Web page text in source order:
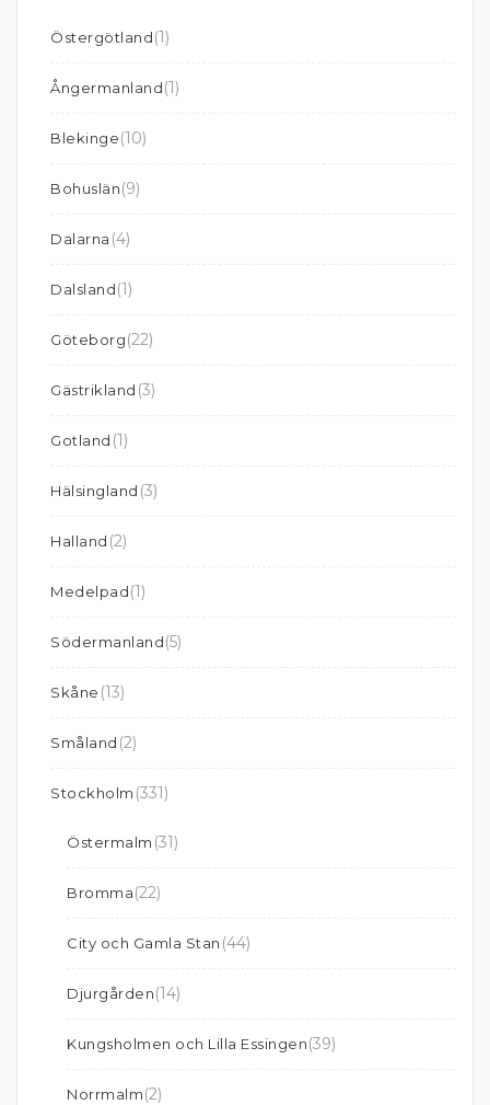
Östergötland(1)
Ångermanland(1)
Blekinge(10)
Bohuslän(9)
Dalarna (4)
Dalsland(1)
Göteborg(22)
Gästrikland (3)
Gotland (1)
Hälsingland (3)
Halland (2)
Medelpad(1)
Södermanland(5)
Skåne (13)
Småland (2)
Stockholm (331)
Östermalm (31)
Bromma(22)
City och Gamla Stan (44)
Djurgården(14)
Kungsholmen och Lilla Essingen(39)
Norrmalm(2)